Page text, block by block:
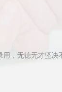
用，无德无才坚决